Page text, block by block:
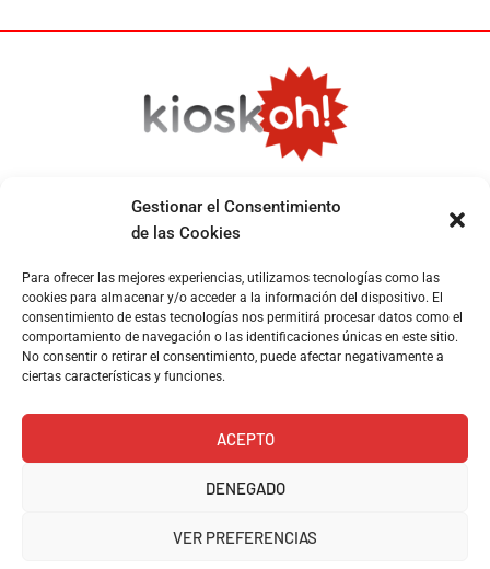
Gestionar el Consentimiento
de las Cookies
Para ofrecer las mejores experiencias, utilizamos tecnologías como las
cookies para almacenar y/o acceder a la información del dispositivo. El
consentimiento de estas tecnologías nos permitirá procesar datos como el
comportamiento de navegación o las identificaciones únicas en este sitio.
No consentir o retirar el consentimiento, puede afectar negativamente a
ciertas características y funciones.
ACEPTO
DENEGADO
VER PREFERENCIAS
Pedidos realizados
antes de las 13:00
seguro
VISA y
PAYPAL
Contacta por
Whatsapp
compra
Devoluciones
657101408
Abiertos: 6:00 -